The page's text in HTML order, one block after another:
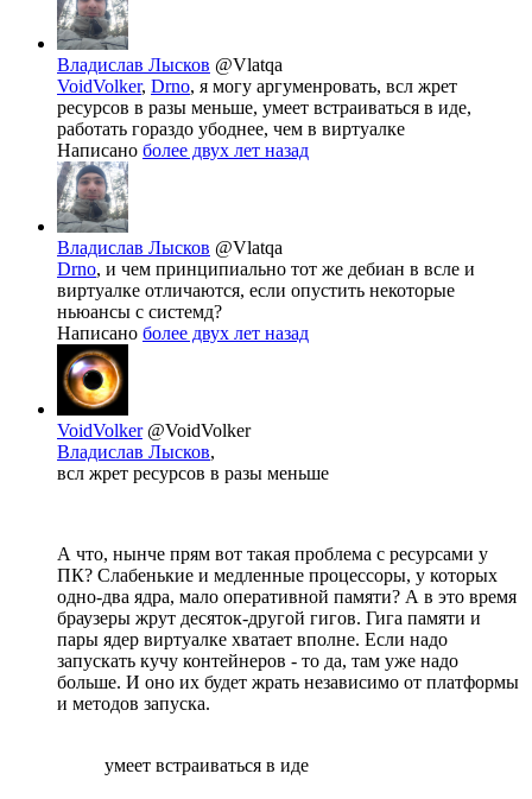
Владислав Лысков @Vlatqa
VoidVolker, Drno, я могу аргуменровать, всл жрет
ресурсов в разы меньше, умеет встраиваться в иде,
работать гораздо убоднее, чем в виртуалке
Написано более двух лет назад
Владислав Лысков @Vlatqa
Drno, и чем принципиально тот же дебиан в всле и
виртуалке отличаются, если опустить некоторые
ньюансы с системд?
Написано более двух лет назад
VoidVolker @VoidVolker
Владислав Лысков,
всл жрет ресурсов в разы меньше
А что, нынче прям вот такая проблема с ресурсами у
ПК? Слабенькие и медленные процессоры, у которых
одно-два ядра, мало оперативной памяти? А в это время
браузеры жрут десяток-другой гигов. Гига памяти и
пары ядер виртуалке хватает вполне. Если надо
запускать кучу контейнеров - то да, там уже надо
больше. И оно их будет жрать независимо от платформы
и методов запуска.
умеет встраиваться в иде